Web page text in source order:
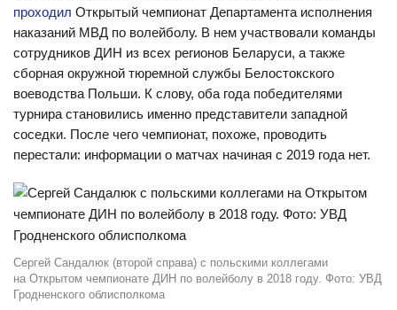
проходил Открытый чемпионат Департамента исполнения
наказаний МВД по волейболу. В нем участвовали команды
сотрудников ДИН из всех регионов Беларуси, а также
сборная окружной тюремной службы Белостокского
воеводства Польши. К слову, оба года победителями
турнира становились именно представители западной
соседки. После чего чемпионат, похоже, проводить
перестали: информации о матчах начиная с 2019 года нет.
Сергей Сандалюк (второй справа) с польскими коллегами
на Открытом чемпионате ДИН по волейболу в 2018 году. Фото: УВД
Гродненского облисполкома